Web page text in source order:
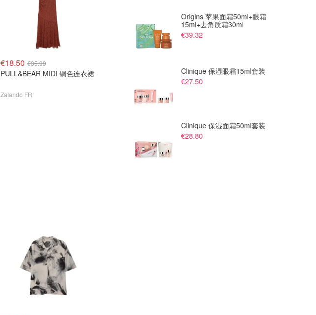
€18.50 €35.99
PULL&BEAR MIDI 铜色连衣裙
Zalando FR
PULL&BEAR 绑带连衣裙 勃艮
Zalando FR
PULL&BEAR 条纹中长裙 蓝色
Origins 苹果面霜50ml+眼霜
15ml+去角质霜30ml
€39.32
Clinique 保湿眼霜15ml套装
€27.50
Clinique 保湿面霜50ml套装
€28.80